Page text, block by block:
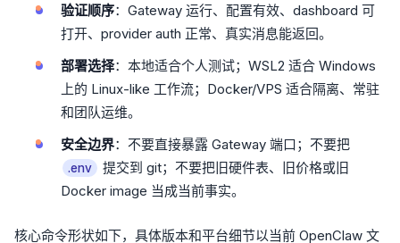
验证顺序：Gateway 运行、配置有效、dashboard 可
打开、provider auth 正常、真实消息能返回。
部署选择：本地适合个人测试；WSL2 适合 Windows
上的 Linux-like 工作流；Docker/VPS 适合隔离、常驻
和团队运维。
安全边界：不要直接暴露 Gateway 端口；不要把
.env
提交到 git；不要把旧硬件表、旧价格或旧
Docker image 当成当前事实。
核心命令形状如下，具体版本和平台细节以当前 OpenClaw 文